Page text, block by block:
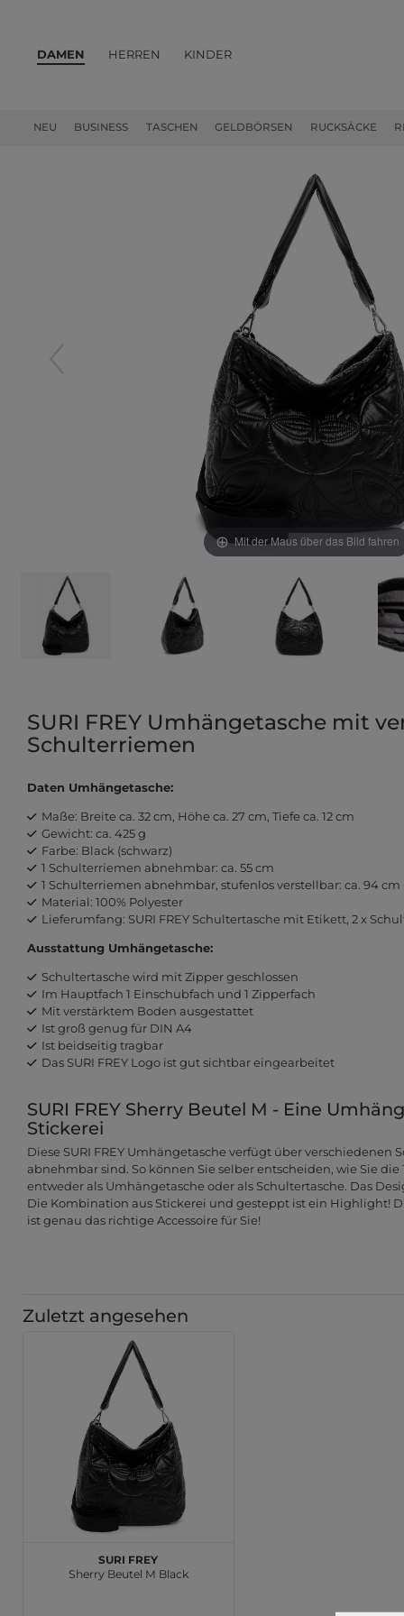
DAMEN
NEU BUSINESS TASCHEN GELDBÖRSEN RUCKSÄCKE
HERREN KINDER
Mit der Maus über das Bild fahren
SURI FREY Umhängetasche mit
Schulterriemen
Daten Umhängetasche:
Maße: Breite ca. 32 cm, Höhe ca. 27 cm, Tiefe ca. 12 cm
Gewicht: ca. 425 g
Farbe: Black (schwarz)
1 Schulterriemen abnehmbar: ca. 55 cm
1 Schulterriemen abnehmbar, stufenlos verstellbar: ca. 94 cm
Material: 100% Polyester
Lieferumfang: SURI FREY Schultertasche mit Etikett, 2 x
Ausstattung Umhängetasche:
Schultertasche wird mit Zipper geschlossen
Im Hauptfach 1 Einschubfach und 1 Zipperfach
Mit verstärktem Boden ausgestattet
Ist groß genug für DIN A4
Ist beidseitig tragbar
Das SURI FREY Logo ist gut sichtbar eingearbeitet
SURI FREY Sherry Beutel M - Eine
Stickerei
Diese SURI FREY Umhängetasche verfügt über verschiedenen
abnehmbar sind. So können Sie selber entscheiden, wie Sie die
entweder als Umhängetasche oder als Schultertasche. Das
Die Kombination aus Stickerei und gesteppt ist ein Highlight!
ist genau das richtige Accessoire für Sie!
Zuletzt angesehen
SURI FREY
Sherry Beutel M Black